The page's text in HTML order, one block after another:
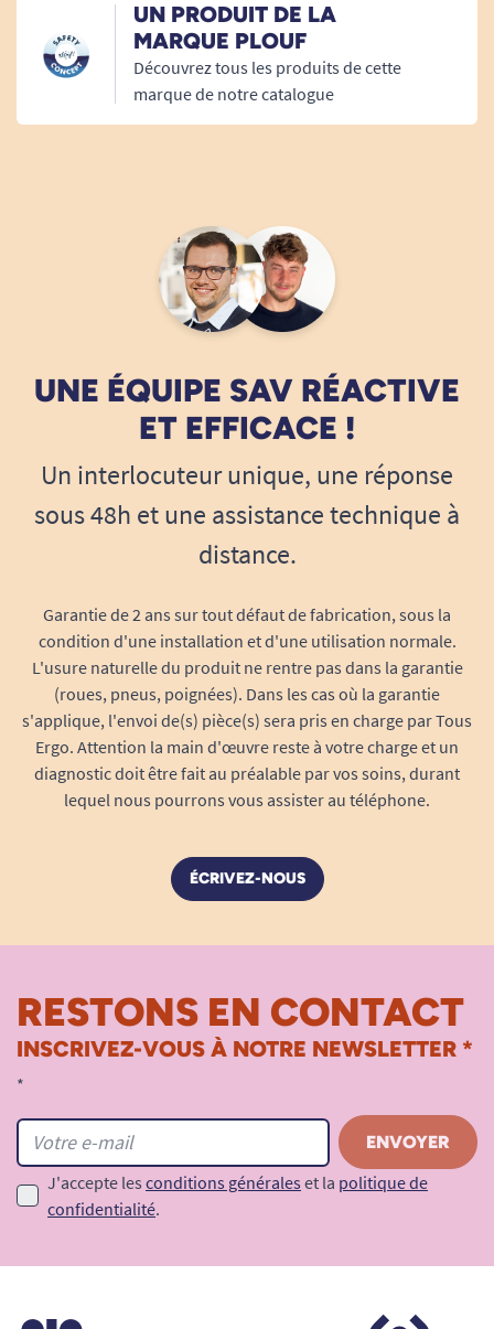
08/10/2025
RAS
C. Odette
UN PRODUIT DE LA
MARQUE PLOUF
Découvrez tous les produits de cette
marque de notre catalogue
UNE ÉQUIPE SAV RÉACTIVE
ET EFFICACE !
Un interlocuteur unique, une réponse
sous 48h et une assistance technique à
distance.
Garantie de 2 ans sur tout défaut de fabrication, sous la
condition d'une installation et d'une utilisation normale.
L'usure naturelle du produit ne rentre pas dans la garantie
(roues, pneus, poignées). Dans les cas où la garantie
s'applique, l'envoi de(s) pièce(s) sera pris en charge par Tous
Ergo. Attention la main d'œuvre reste à votre charge et un
diagnostic doit être fait au préalable par vos soins, durant
lequel nous pourrons vous assister au téléphone.
ÉCRIVEZ-NOUS
RESTONS EN CONTACT
INSCRIVEZ-VOUS À NOTRE NEWSLETTER *
*
J'accepte les conditions générales et la politique de
confidentialité.